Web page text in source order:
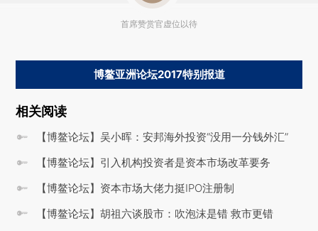
首席赞赏官虚位以待
博鳌亚洲论坛2017特别报道
相关阅读
【博鳌论坛】吴小晖：安邦海外投资“没用一分钱外汇”
【博鳌论坛】引入机构投资者是资本市场改革要务
【博鳌论坛】资本市场大佬力挺IPO注册制
【博鳌论坛】胡祖六谈股市：吹泡沫是错 救市更错